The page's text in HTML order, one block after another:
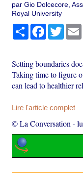
par Gio Dolcecore,
Royal University
PartagerFacebook
Setting boundaries
Taking time to figure
can lead to healthier
Lire l'article complet
© La Conversation -